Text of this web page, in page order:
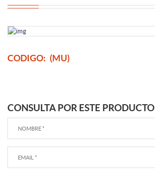
CODIGO: (MU)
CONSULTA POR ESTE PRODUCTO